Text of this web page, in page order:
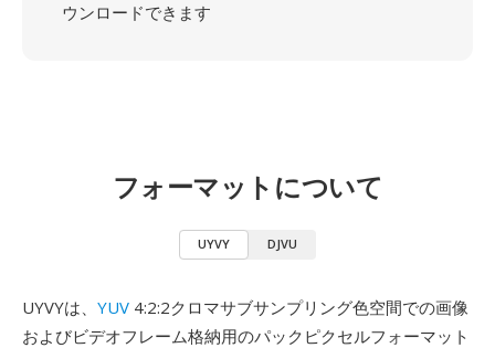
ウンロードできます
フォーマットについて
UYVY DJVU
UYVYは、 YUV 4:2:2クロマサブサンプリング色空間での画像
およびビデオフレーム格納用のパックピクセルフォーマット